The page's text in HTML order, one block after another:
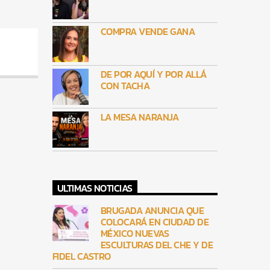
COMPRA VENDE GANA
DE POR AQUÍ Y POR ALLÁ
CON TACHA
LA MESA NARANJA
ULTIMAS NOTICIAS
BRUGADA ANUNCIA QUE
COLOCARÁ EN CIUDAD DE
MÉXICO NUEVAS
ESCULTURAS DEL CHE Y DE
FIDEL CASTRO